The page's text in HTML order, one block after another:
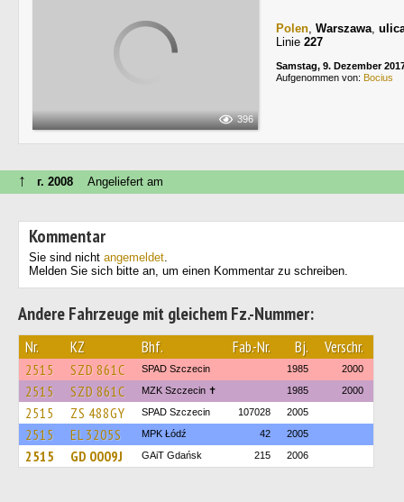
396
Polen, Warszawa,
Linie 227
Samstag, 9. Dezember
Aufgenommen von: Bocius
↑ г. 2008 Angeliefert am
Kommentar
Sie sind nicht angemeldet.
Melden Sie sich bitte an, um einen Kommentar zu schreiben.
Andere Fahrzeuge mit gleichem Fz.-Nummer:
Nr. KZ Bhf. Fab.-Nr. Bj. Verschr.
2515 SZD 861C SPAD Szczecin 1985 2000
2515 SZD 861C MZK Szczecin ✝ 1985 2000
2515 ZS 488GY SPAD Szczecin 107028 2005
2515 EL 3205S MPK Łódź 42 2005
2515 GD 0009J GAiT Gdańsk 215 2006